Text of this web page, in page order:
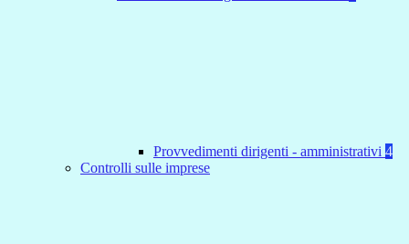
Provvedimenti dirigenti - amministrativi 4
Controlli sulle imprese